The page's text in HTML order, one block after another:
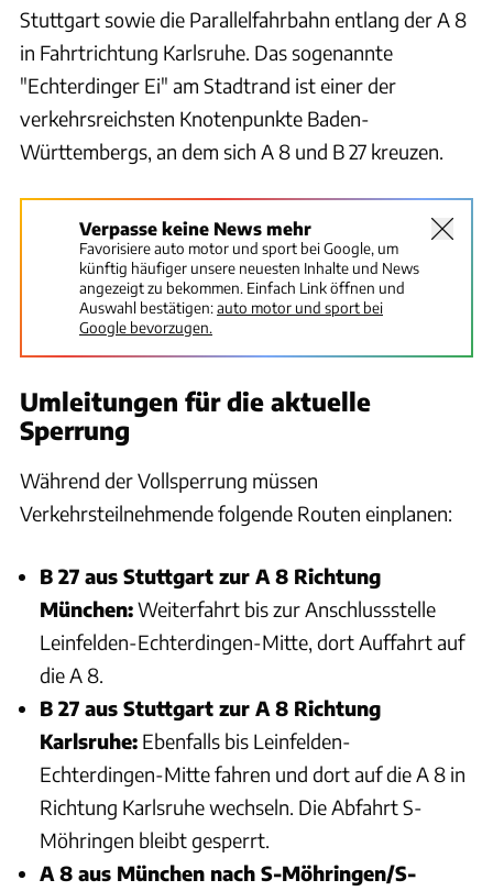
Stuttgart sowie die Parallelfahrbahn entlang der A 8
in Fahrtrichtung Karlsruhe. Das sogenannte
"Echterdinger Ei" am Stadtrand ist einer der
verkehrsreichsten Knotenpunkte Baden-
Württembergs, an dem sich A 8 und B 27 kreuzen.
Verpasse keine News mehr
Favorisiere auto motor und sport bei Google, um
künftig häufiger unsere neuesten Inhalte und News
angezeigt zu bekommen. Einfach Link öffnen und
Auswahl bestätigen:auto motor und sport bei
Google bevorzugen.
Umleitungen für die aktuelle
Sperrung
Während der Vollsperrung müssen
Verkehrsteilnehmende folgende Routen einplanen:
B 27 aus Stuttgart zur A 8 Richtung
München:Weiterfahrt bis zur Anschlussstelle
Leinfelden-Echterdingen-Mitte, dort Auffahrt auf
die A 8.
B 27 aus Stuttgart zur A 8 Richtung
Karlsruhe: Ebenfalls bis Leinfelden-
Echterdingen-Mitte fahren und dort auf die A 8 in
Richtung Karlsruhe wechseln. Die Abfahrt S-
Möhringen bleibt gesperrt.
A 8 aus München nach S-Möhringen/S-